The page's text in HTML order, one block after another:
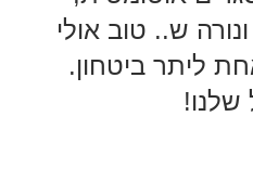
ש.. טוב אולי
ליתר ביטחון.
שלנו!